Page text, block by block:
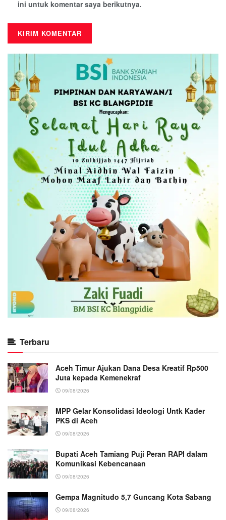
ini untuk komentar saya berikutnya.
Terbaru
Aceh Timur Ajukan Dana Desa Kreatif Rp500
Juta kepada Kemenekraf
09/08/2026
MPP Gelar Konsolidasi Ideologi Untk Kader
PKS di Aceh
09/08/2026
Bupati Aceh Tamiang Puji Peran RAPI dalam
Komunikasi Kebencanaan
09/08/2026
Gempa Magnitudo 5,7 Guncang Kota Sabang
09/08/2026